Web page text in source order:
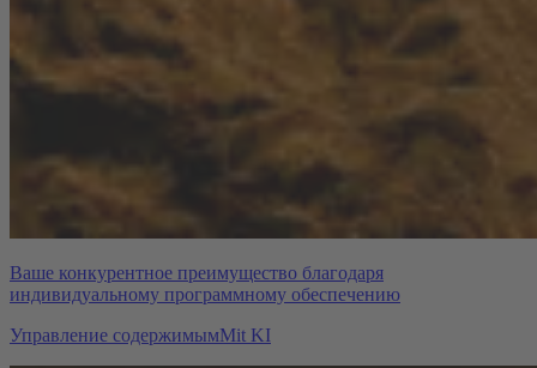
Ваше конкурентное преимущество благодаря
индивидуальному программному обеспечению
Управление содержимымMit KI